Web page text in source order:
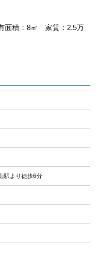
面積：8㎡ 家賃：2.5万
駅より徒歩6分